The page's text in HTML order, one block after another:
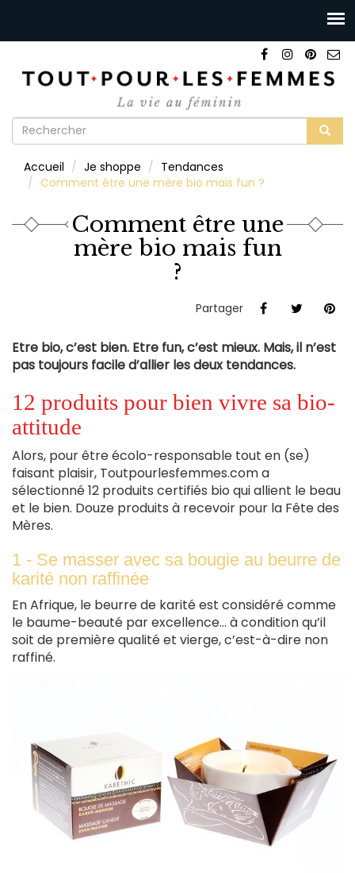
Formulaire
recherche
Accueil Je shoppe
Tendances
Comment être une mère bio mais fun ?
Comment être une
mère bio mais fun
?
Partager
Etre bio, c’est bien. Etre fun, c’est mieux. Mais, il n’est
pas toujours facile d’allier les deux tendances.
12 produits pour bien vivre sa bio-
attitude
Alors, pour être écolo-responsable tout en (se)
faisant plaisir, Toutpourlesfemmes.com a
sélectionné 12 produits certifiés bio qui allient le beau
et le bien. Douze produits à recevoir pour la Fête des
Mères.
1 - Se masser avec sa bougie au beurre de
karité non raffinée
En Afrique, le beurre de karité est considéré comme
le baume-beauté par excellence… à condition qu’il
soit de première qualité et vierge, c’est-à-dire non
raffiné.